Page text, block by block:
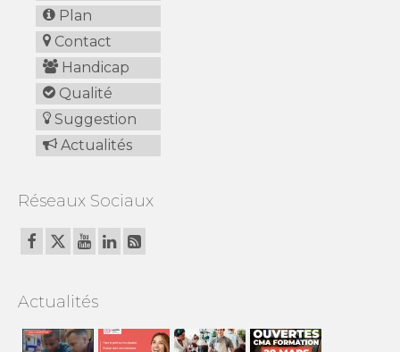
Plan
Contact
Handicap
Qualité
Suggestion
Actualités
Réseaux Sociaux
Actualités